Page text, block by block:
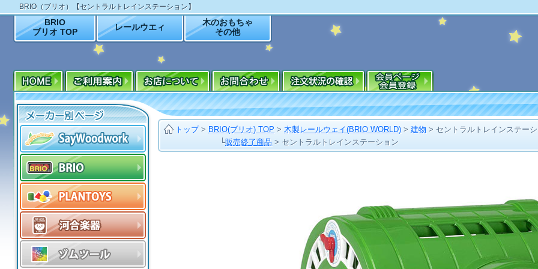
BRIO（ブリオ）【セントラルトレインステーション】
BRIO
ブリオ TOP
レールウエィ
木のおもちゃ
その他
トップ> BRIO(ブリオ) TOP > 木製レールウェイ(BRIO WORLD) >建物 > セントラルトレインステー
└販売終了商品 > セントラルトレインステーション